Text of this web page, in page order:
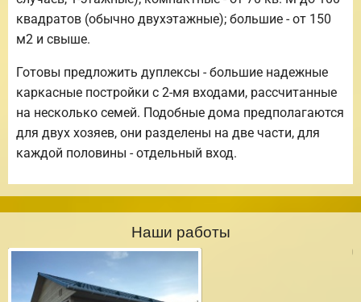
квадратов (обычно двухэтажные); большие - от 150
м2 и свыше.
Готовы предложить дуплексы - большие надежные
каркасные постройки с 2-мя входами, рассчитанные
на несколько семей. Подобные дома предполагаются
для двух хозяев, они разделены на две части, для
каждой половины - отдельный вход.
Наши работы